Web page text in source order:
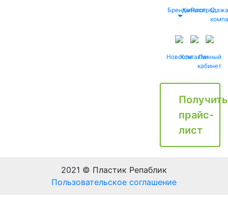
БрендыКаталог
Распродажа
О
НовостиКонтактыЛичный
кабинет
Получить
прайс-
лист
2021 © Пластик Репаблик
Пользовательское соглашение